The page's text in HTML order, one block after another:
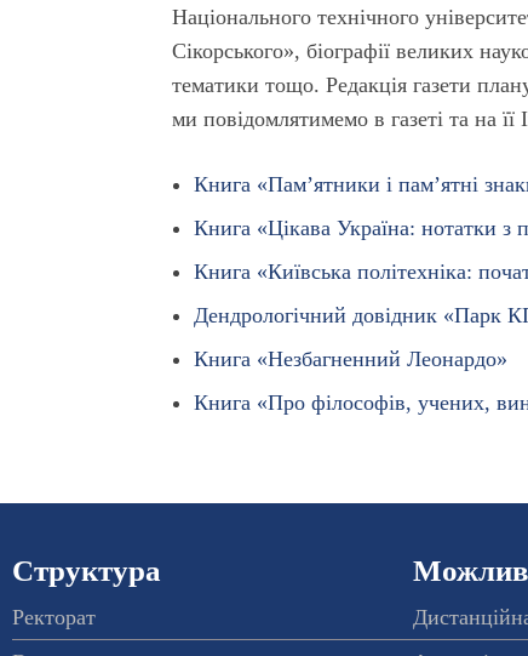
Національного технічного
Сікорського», біографії великих
тематики тощо. Редакція газети
ми повідомлятимемо в газеті та на її
Книга «Пам’ятники і пам’ятні
Книга «Цікава Україна: нотатки з
Книга «Київська політехніка:
Дендрологічний довідник «Парк
Книга «Незбагненний Леонардо»
Книга «Про філософів, учених,
Структура
Ректорат